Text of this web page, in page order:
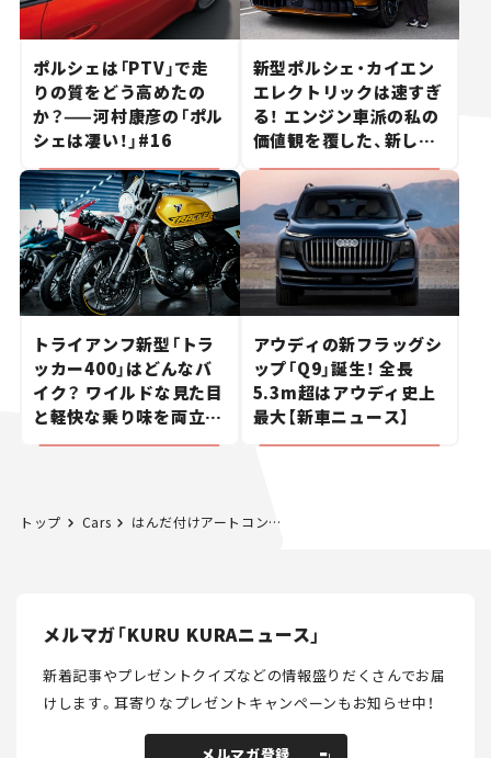
ポルシェは「PTV」で走
りの質をどう高めたの
か？——河村康彦の「ポル
シェは凄い！」#16
新型ポルシェ・カイエン
エレクトリックは速すぎ
る！ エンジン車派の私の
価値観を覆した、新しい
ポルシェの走り。
トライアンフ新型「トラ
ッカー400」はどんなバ
イク？ ワイルドな見た目
と軽快な乗り味を両立し
た400ccフラットトラッ
アウディの新フラッグシ
ップ「Q9」誕生！ 全長
5.3m超はアウディ史上
最大【新車ニュース】
トップ Cars はんだ付けアートコンテスト2018結果発表！優勝作品は精巧な「鳥」
メルマガ「KURU KURAニュース」
新着記事やプレゼントクイズなどの情報盛りだくさんでお届
けします。耳寄りなプレゼントキャンペーンもお知らせ中！
メルマガ登録